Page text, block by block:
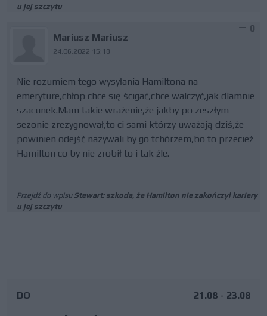
u jej szczytu
Mariusz Mariusz
24.06.2022 15:18
0
Nie rozumiem tego wysyłania Hamiltona na
emeryture,chłop chce się ścigać,chce walczyć,jak dlamnie
szacunek.Mam takie wrażenie,że jakby po zeszłym
sezonie zrezygnował,to ci sami którzy uważają dziś,że
powinien odejść nazywali by go tchórzem,bo to przecież
Hamilton co by nie zrobił to i tak źle.
Przejdź do wpisu Stewart: szkoda, że Hamilton nie zakończył kariery
u jej szczytu
DO 21.08 - 23.08